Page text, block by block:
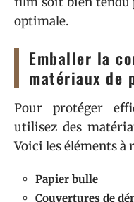
optimale.
Emballer la
matériaux de
Pour protéger
utilisez des
Voici les éléments à
Papier bulle
Couvertures de